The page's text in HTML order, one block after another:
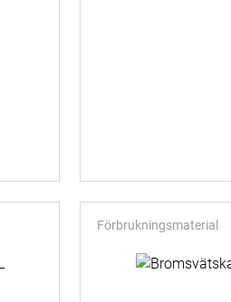
Förbrukningsmaterial